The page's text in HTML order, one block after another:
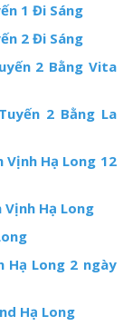
1 Đi Sáng
2 Đi Sáng
2 Bằng Vita
2 Bằng La
Vịnh Hạ Long 12
Vịnh Hạ Long
Hạ Long 2 ngày
Hạ Long